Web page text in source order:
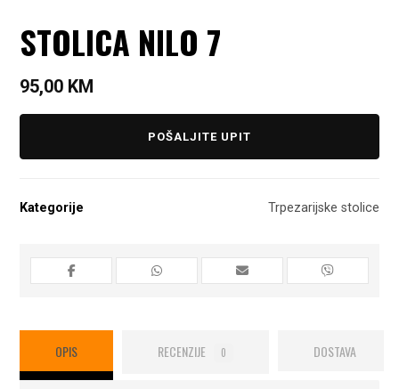
STOLICA NILO 7
95,00 KM
POŠALJITE UPIT
Kategorije Trpezarijske stolice
OPIS RECENZIJE 0 DOSTAVA